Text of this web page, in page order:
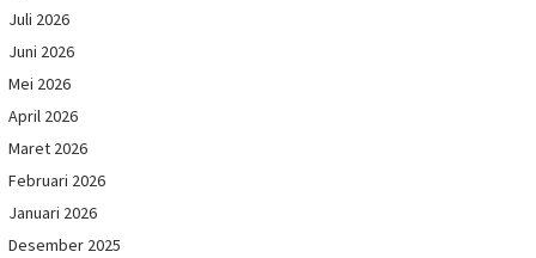
Juli 2026
Juni 2026
Mei 2026
April 2026
Maret 2026
Februari 2026
Januari 2026
Desember 2025